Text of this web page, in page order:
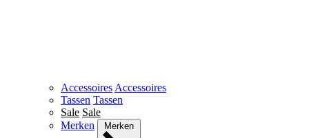
Accessoires Accessoires
Tassen Tassen
Sale Sale
Merken
Merken